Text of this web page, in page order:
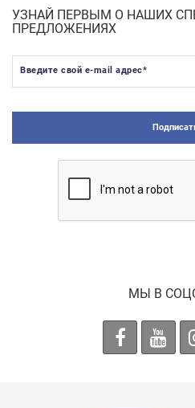
УЗНАЙ ПЕРВЫМ О НАШИХ
ПРЕДЛОЖЕНИЯХ
Введите свой e-mail адрес*
МЫ В